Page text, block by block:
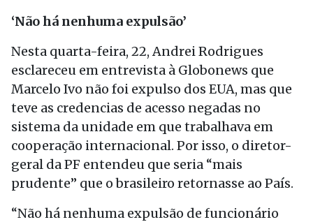
‘Não há nenhuma expulsão’
Nesta quarta-feira, 22, Andrei Rodrigues
esclareceu em entrevista à Globonews que
Marcelo Ivo não foi expulso dos EUA, mas que
teve as credencias de acesso negadas no
sistema da unidade em que trabalhava em
cooperação internacional. Por isso, o diretor-
geral da PF entendeu que seria “mais
prudente” que o brasileiro retornasse ao País.
“Não há nenhuma expulsão de funcionário